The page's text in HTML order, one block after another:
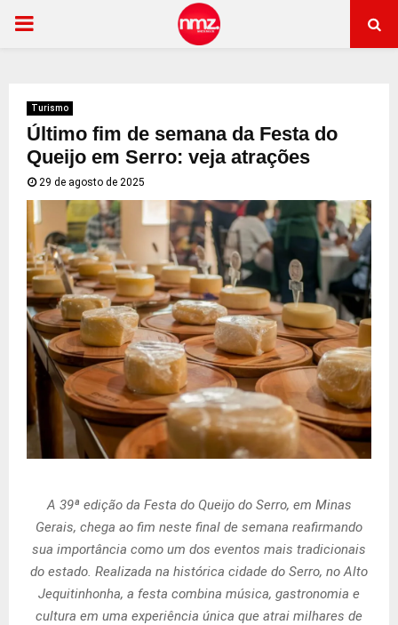
PRIMARY
Turismo
Último fim de semana da Festa do
Queijo em Serro: veja atrações
29 de agosto de 2025
A 39ª edição da Festa do Queijo do Serro, em Minas
Gerais, chega ao fim neste final de semana reafirmando
sua importância como um dos eventos mais tradicionais
do estado. Realizada na histórica cidade do Serro, no Alto
Jequitinhonha, a festa combina música, gastronomia e
cultura em uma experiência única que atrai milhares de